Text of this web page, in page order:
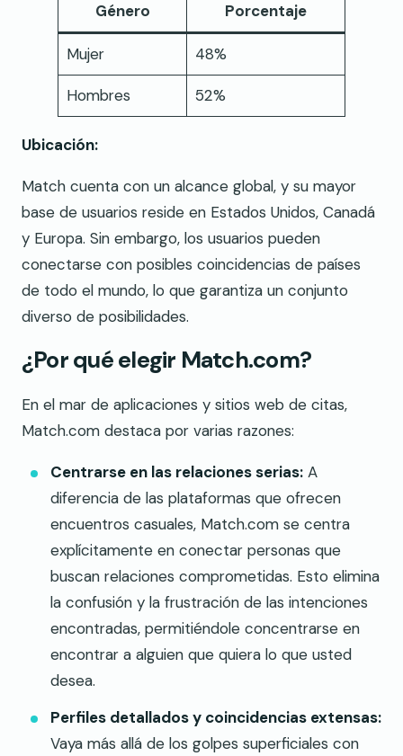
Género Porcentaje
Mujer 48%
Hombres 52%
Ubicación:
Match cuenta con un alcance global, y su mayor
base de usuarios reside en Estados Unidos, Canadá
y Europa. Sin embargo, los usuarios pueden
conectarse con posibles coincidencias de países
de todo el mundo, lo que garantiza un conjunto
diverso de posibilidades.
¿Por qué elegir Match.com?
En el mar de aplicaciones y sitios web de citas,
Match.com destaca por varias razones:
Centrarse en las relaciones serias: A
diferencia de las plataformas que ofrecen
encuentros casuales, Match.com se centra
explícitamente en conectar personas que
buscan relaciones comprometidas. Esto elimina
la confusión y la frustración de las intenciones
encontradas, permitiéndole concentrarse en
encontrar a alguien que quiera lo que usted
desea.
Perfiles detallados y coincidencias extensas:
Vaya más allá de los golpes superficiales con